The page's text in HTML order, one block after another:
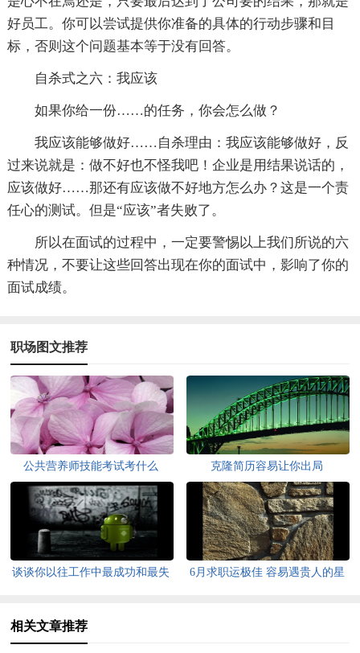
好员工。你可以尝试提供你准备的具体的行动步骤和目
标，否则这个问题基本等于没有回答。
自杀式之六：我应该
如果你给一份……的任务，你会怎么做？
我应该能够做好……自杀理由：我应该能够做好，反
过来说就是：做不好也不怪我吧！企业是用结果说话的，
应该做好……那还有应该做不好地方怎么办？这是一个责
任心的测试。但是“应该”者失败了。
所以在面试的过程中，一定要警惕以上我们所说的六
种情况，不要让这些回答出现在你的面试中，影响了你的
面试成绩。
职场图文推荐
公共营养师技能考试考什么 克隆简历容易让你出局
谈谈你以往工作中最成功和最失
6月求职运极佳 容易遇贵人的星
相关文章推荐